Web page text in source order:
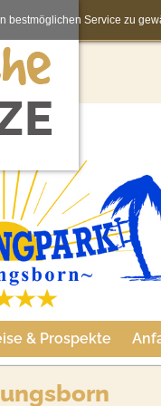
& Prospekte
bestmöglichen Service zu